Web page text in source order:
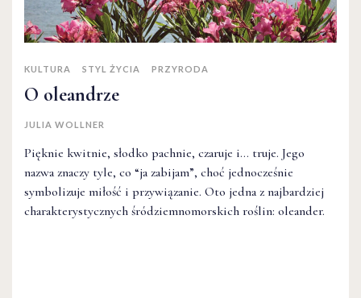
KULTURA STYL ŻYCIA PRZYRODA
O oleandrze
JULIA WOLLNER
Pięknie kwitnie, słodko pachnie, czaruje i… truje. Jego
nazwa znaczy tyle, co “ja zabijam”, choć jednocześnie
symbolizuje miłość i przywiązanie. Oto jedna z najbardziej
charakterystycznych śródziemnomorskich roślin: oleander.